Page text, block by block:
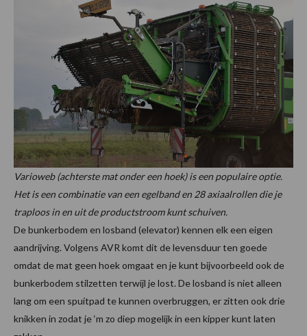
Varioweb (achterste mat onder een hoek) is een populaire optie.
Het is een combinatie van een egelband en 28 axiaalrollen die je
traploos in en uit de productstroom kunt schuiven.
De bunkerbodem en losband (elevator) kennen elk een eigen
aandrijving. Volgens AVR komt dit de levensduur ten goede
omdat de mat geen hoek omgaat en je kunt bijvoorbeeld ook de
bunkerbodem stilzetten terwijl je lost. De losband is niet alleen
lang om een spuitpad te kunnen overbruggen, er zitten ook drie
knikken in zodat je ‘m zo diep mogelijk in een kipper kunt laten